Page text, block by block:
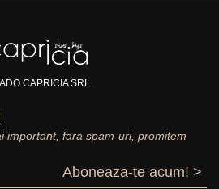
CAPRICIA SRL
important, fara spam-uri, promitem
Aboneaza-te acum! >